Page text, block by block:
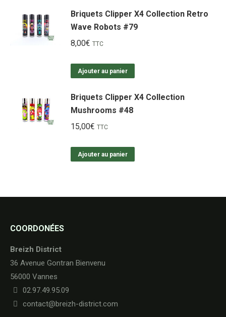
Briquets Clipper X4 Collection Retro
Wave Robots #79
8,00€ TTC
Ajouter au panier
Briquets Clipper X4 Collection
Mushrooms #48
15,00€ TTC
Ajouter au panier
COORDONÉES
Breizh District
36 Avenue Gontran Bienvenu
56000 Vannes
02.97.49.95.09
contact@breizh-district.com